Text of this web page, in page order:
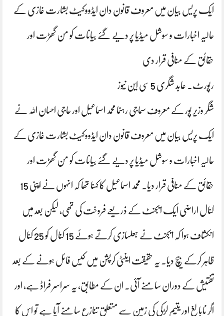
ایک پریس بیان میں معروف قانون دان ایڈووکیٹ بشارت غازی کے
حالیہ اخبارات و سوشل میڈیا پر دیے گئے بیانات کو من گھڑت اور
حقائق کے منافی قرار دی
رپورٹ. عابد شگری 5 سی این نیوز
شگر وزیر پور کے معروف سماجی رہنما محمد اسماعیل اور حاجی احسان اللہ نے
ایک پریس بیان میں معروف قانون دان ایڈووکیٹ بشارت غازی کے
حالیہ اخبارات و سوشل میڈیا پر دیے گئے بیانات کو من گھڑت اور
حقائق کے منافی قرار دیا۔ محمد اسماعیل کا کہنا تھا کہ انہوں نے اپنی 15
کنال اراضی ایک ایجنٹ کے ذریعے فروخت کی تھی، لیکن بعد میں
انکشاف ہوا کہ ایجنٹ نے جعلسازی کرتے ہوئے 15 کنال کو 25 کنال
ظاہر کرکے بیچ دیا۔ یہ حقیقت اینٹی کرپشن میں کیس فائل ہونے کے بعد
تفتیش کے دوران سامنے آئی۔ ان کے مطابق، یہ سراسر فراڈ ہے، اور
اگر نابالغ اور یتیم لڑکی کی زمین سے متعلق تنازع سامنے آیا ہے تو اس کا